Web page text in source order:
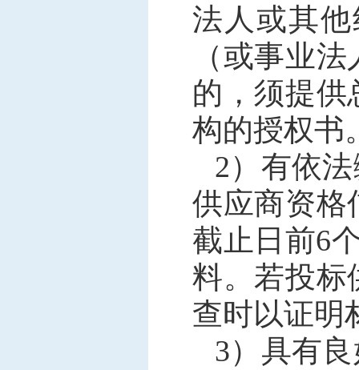
法人或其
（或事业
的，须提供
构的授权书
2）有依
供应商资格
截止日前6
料。若投标
查时以证明
3）具有